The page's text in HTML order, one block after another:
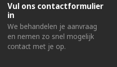
Vul ons contactformulier
in
We behandelen je aanvraag
en nemen zo snel mogelijk
contact met je op.